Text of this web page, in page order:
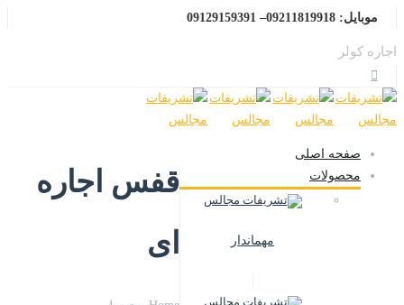
موبایل: 09211819918– 09129159391
اجاره کولر
صفحه اصلی
محصولات
مهماندار
قفس اجاره
ای